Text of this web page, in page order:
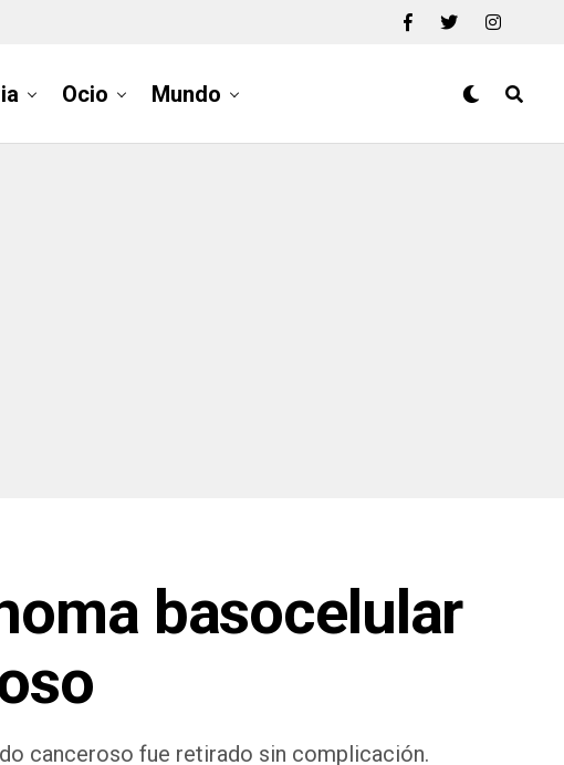
Ocio Mundo
basocelular
canceroso fue retirado sin complicación.